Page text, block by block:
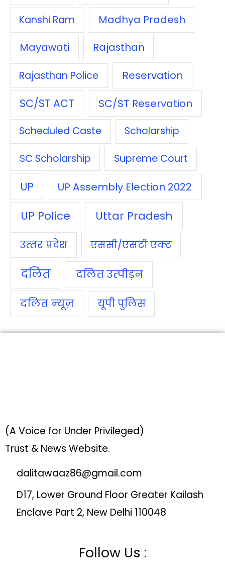
Kanshi Ram
Madhya Pradesh
Mayawati
Rajasthan
Rajasthan Police Reservation
SC/ST ACT SC/ST Reservation
Scheduled Caste Scholarship
SC Scholarship Supreme Court
UP UP Assembly Election 2022
UP Police Uttar Pradesh
उत्‍तर प्रदेश एससी/एसटी एक्‍ट
दलित दलित उत्‍पीड़न
दलित न्‍यूज़ यूपी पुलिस
(A Voice for Under Privileged)
Trust & News Website.
dalitawaaz86@gmail.com
D17, Lower Ground Floor Greater Kailash
Enclave Part 2, New Delhi 110048
Follow Us :